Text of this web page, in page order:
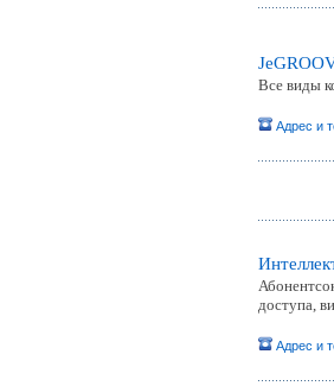
Все виды
Адрес и
доступа,
Адрес и